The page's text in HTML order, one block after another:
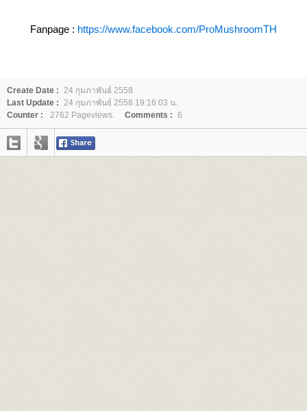
Fanpage : https://www.facebook.com/ProMushroomTH
Create Date :
24 กุมภาพันธ์ 2558
Last Update :
24 กุมภาพันธ์ 2558 19:16:03 น.
Counter :
2762 Pageviews. Comments : 6